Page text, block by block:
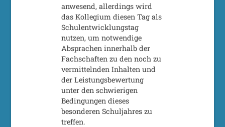
anwesend, allerdings wird
das Kollegium diesen Tag als
Schulentwicklungstag
nutzen, um notwendige
Absprachen innerhalb der
Fachschaften zu den noch zu
vermittelnden Inhalten und
der Leistungsbewertung
unter den schwierigen
Bedingungen dieses
besonderen Schuljahres zu
treffen.